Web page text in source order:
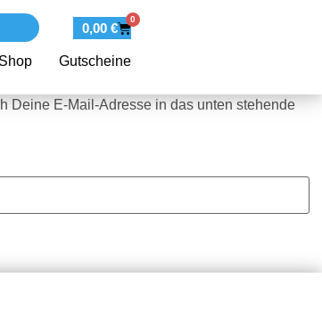
0,00 €
0
Shop Gutscheine
Deine E-Mail-Adresse in das unten stehende